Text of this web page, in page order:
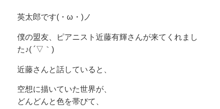
英太郎です(・ω・)ノ
僕の盟友、ピアニスト近藤有輝さんが来てくれまし
た♪( ´▽｀)
近藤さんと話していると、
空想に描いていた世界が、
どんどんと色を帯びて、